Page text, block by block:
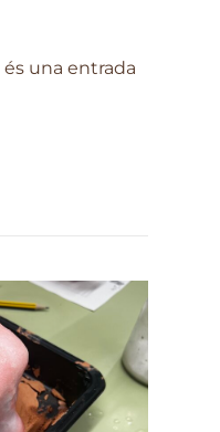
una entrada